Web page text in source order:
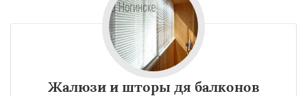
Жалюзи и шторы дя балконов